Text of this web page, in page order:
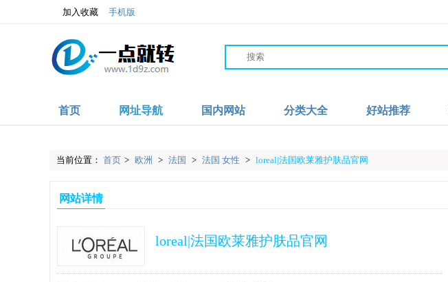
加入收藏 手机版
首页 网址导航 国内网站 分类大全 好站推荐
当前位置： 首页 > 欧洲 > 法国 > 法国 女性 > loreal|法国欧莱雅护肤品官网
网站详情
loreal|法国欧莱雅护肤品官网